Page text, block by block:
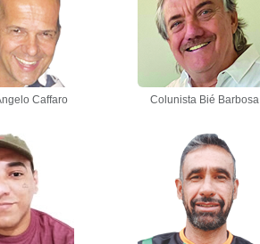
Caffaro Colunista Bié Barbosa